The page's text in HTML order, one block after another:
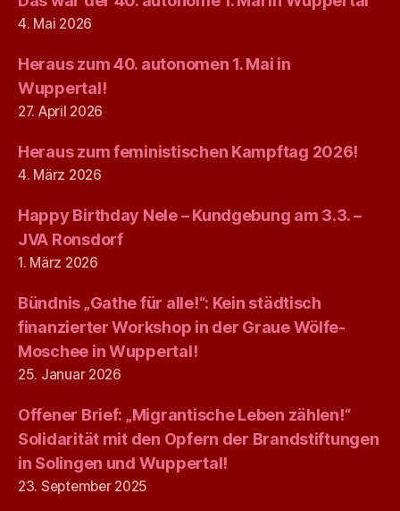
4. Mai 2026
Heraus zum 40. autonomen 1. Mai in
Wuppertal!
27. April 2026
Heraus zum feministischen Kampftag 2026!
4. März 2026
Happy Birthday Nele – Kundgebung am 3.3. –
JVA Ronsdorf
1. März 2026
Bündnis „Gathe für alle!“: Kein städtisch
finanzierter Workshop in der Graue Wölfe-
Moschee in Wuppertal!
25. Januar 2026
Offener Brief: „Migrantische Leben zählen!“
Solidarität mit den Opfern der Brandstiftungen
in Solingen und Wuppertal!
23. September 2025